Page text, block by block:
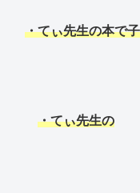
・てぃ先生の本で子
・てぃ先生の